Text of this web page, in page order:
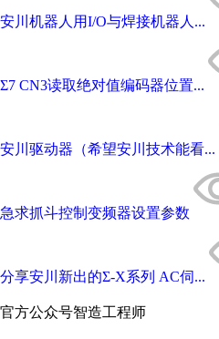
安川机器人用I/O与焊接机器人...
Σ7 CN3读取绝对值编码器位置...
安川驱动器（希望安川技术能看...
急求抓斗控制变频器设置参数
分享安川新出的Σ-X系列 AC伺...
官方公众号智造工程师